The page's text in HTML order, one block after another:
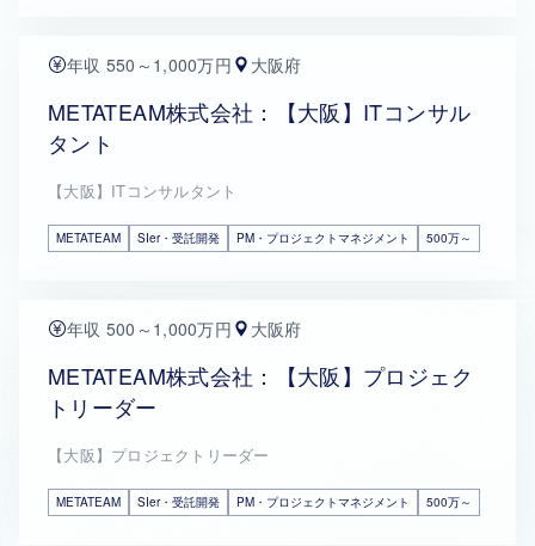
年収 550～1,000万円 大阪府
METATEAM株式会社：【大阪】ITコンサル
タント
【大阪】ITコンサルタント
METATEAM SIer・受託開発 PM・プロジェクトマネジメント 500万～
年収 500～1,000万円 大阪府
METATEAM株式会社：【大阪】プロジェク
トリーダー
【大阪】プロジェクトリーダー
METATEAM SIer・受託開発 PM・プロジェクトマネジメント 500万～